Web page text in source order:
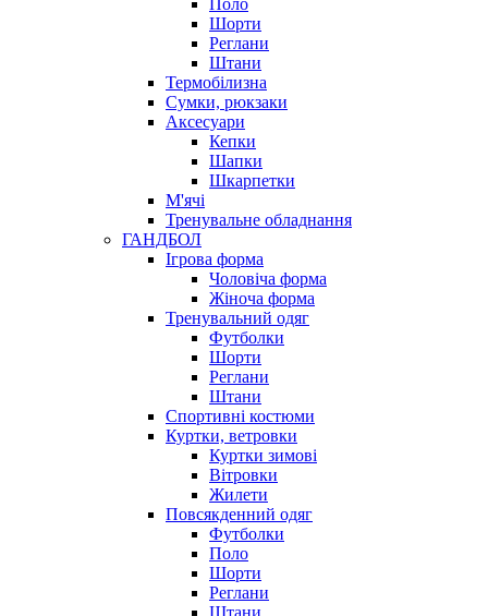
Шорти
Реглани
Штани
Термобілизна
Сумки, рюкзаки
Аксесуари
Кепки
Шапки
Шкарпетки
М'ячі
Тренувальне обладнання
ГАНДБОЛ
Ігрова форма
Чоловіча форма
Жіноча форма
Тренувальний одяг
Футболки
Шорти
Реглани
Штани
Спортивні костюми
Куртки, ветровки
Куртки зимові
Вітровки
Жилети
Повсякденний одяг
Футболки
Поло
Шорти
Реглани
Штани